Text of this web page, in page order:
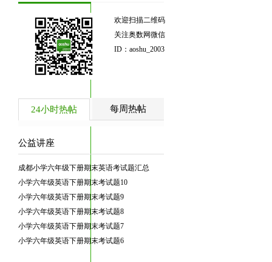
欢迎扫描二维码
关注奥数网微信
ID：aoshu_2003
24小时热帖 每周热帖
公益讲座
成都小学六年级下册期末英语考试题汇总
小学六年级英语下册期末考试题10
小学六年级英语下册期末考试题9
小学六年级英语下册期末考试题8
小学六年级英语下册期末考试题7
小学六年级英语下册期末考试题6